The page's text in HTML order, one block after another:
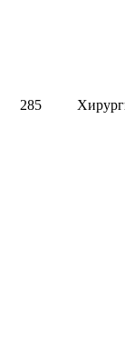
285